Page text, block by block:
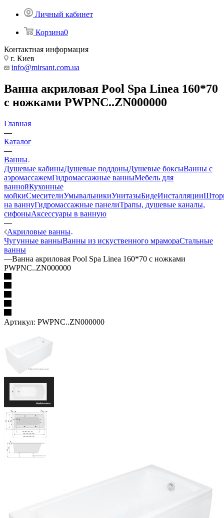
Личный кабинет
Корзина0
Контактная информация
г. Киев
info@mirsant.com.ua
Ванна акриловая Pool Spa Linea 160*70
с ножками PWPNC..ZN000000
Главная
—
Каталог
—
Ванны
Душевые кабиныДушевые поддоныДушевые боксыВанны с
аэромассажемГидромассажные ванныМебель для
ваннойКухонные
мойкиСмесителиУмывальникиУнитазыБидеИнсталляции
на ваннуГидромассажные панелиТрапы, душевые каналы,
сифоныАксессуары в ванную
—
Акриловые ванны
Чугунные ванныВанны из искуственного мрамораСтальные
ванны
—Ванна акриловая Pool Spa Linea 160*70 с ножками
PWPNC..ZN000000
Артикул: PWPNC..ZN000000